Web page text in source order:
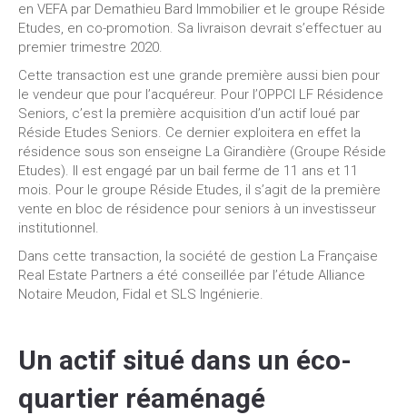
en VEFA par Demathieu Bard Immobilier et le groupe Réside
Etudes, en co-promotion. Sa livraison devrait s’effectuer au
premier trimestre 2020.
Cette transaction est une grande première aussi bien pour
le vendeur que pour l’acquéreur. Pour l’OPPCI LF Résidence
Seniors, c’est la première acquisition d’un actif loué par
Réside Etudes Seniors. Ce dernier exploitera en effet la
résidence sous son enseigne La Girandière (Groupe Réside
Etudes). Il est engagé par un bail ferme de 11 ans et 11
mois. Pour le groupe Réside Etudes, il s’agit de la première
vente en bloc de résidence pour seniors à un investisseur
institutionnel.
Dans cette transaction, la société de gestion La Française
Real Estate Partners a été conseillée par l’étude Alliance
Notaire Meudon, Fidal et SLS Ingénierie.
Un actif situé dans un éco-
quartier réaménagé